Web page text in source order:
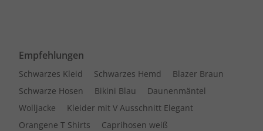
Empfehlungen
Schwarzes Kleid Schwarzes Hemd
Blazer Braun
Schwarze Hosen
Bikini Blau
Daunenmäntel
Wolljacke
Kleider mit V Ausschnitt Elegant
Orangene T Shirts
Caprihosen weiß